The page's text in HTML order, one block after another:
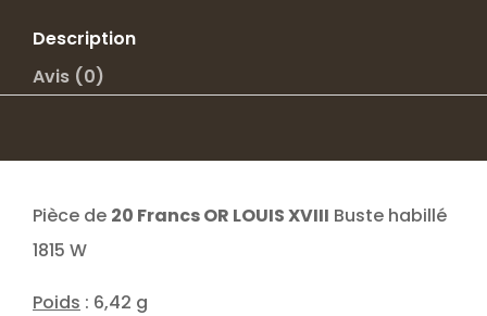
XVIII
HABILLE
1815W
Description
Avis (0)
Pièce de 20 Francs OR LOUIS XVIII Buste habillé
1815 W
Poids : 6,42 g